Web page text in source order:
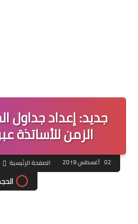
جديد: إعداد
الزمن للأساتذة
02 أغسطس 2019 الصفحة الرئيسية